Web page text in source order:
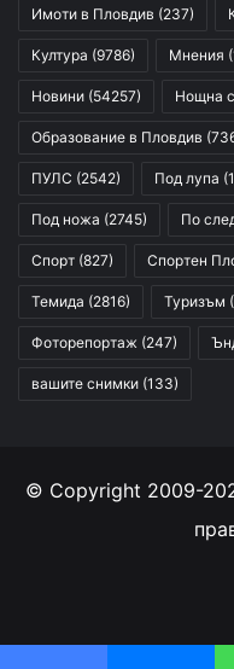
Имоти в Пловдив (237)
Култура (9786) Мнения
Новини (54257) Нощна
Образование в Пловдив
ПУЛС (2542) Под лупа
Под ножа (2745) По
Спорт (827) Спортен
Темида (2816) Туризъм
Фоторепортаж (247)
вашите снимки (133)
© Copyright 2009-